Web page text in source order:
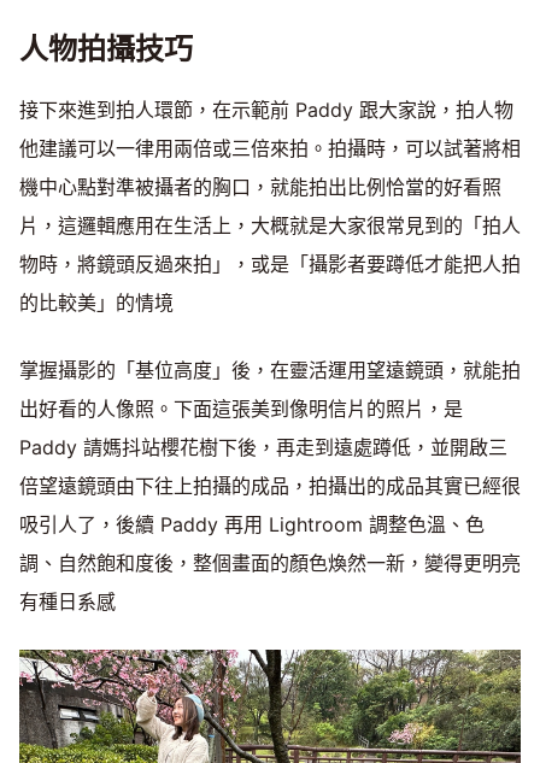
人物拍攝技巧
接下來進到拍人環節，在示範前 Paddy 跟大家說，拍人物
他建議可以一律用兩倍或三倍來拍。拍攝時，可以試著將相
機中心點對準被攝者的胸口，就能拍出比例恰當的好看照
片，這邏輯應用在生活上，大概就是大家很常見到的「拍人
物時，將鏡頭反過來拍」，或是「攝影者要蹲低才能把人拍
的比較美」的情境
掌握攝影的「基位高度」後，在靈活運用望遠鏡頭，就能拍
出好看的人像照。下面這張美到像明信片的照片，是
Paddy 請媽抖站櫻花樹下後，再走到遠處蹲低，並開啟三
倍望遠鏡頭由下往上拍攝的成品，拍攝出的成品其實已經很
吸引人了，後續 Paddy 再用 Lightroom 調整色溫、色
調、自然飽和度後，整個畫面的顏色煥然一新，變得更明亮
有種日系感